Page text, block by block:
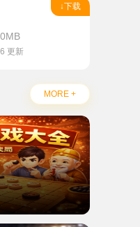
↓下载
更新
MORE +